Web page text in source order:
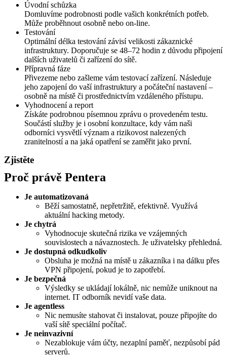
Úvodní schůzka
Domluvíme podrobnosti podle vašich konkrétních potřeb.
Může proběhnout osobně nebo on-line.
Testování
Optimální délka testování závisí velikosti zákaznické
infrastruktury. Doporučuje se 48–72 hodin z důvodu připojení
dalších uživatelů či zařízení do sítě.
Přípravná fáze
Přivezeme nebo zašleme vám testovací zařízení. Následuje
jeho zapojení do vaší infrastruktury a počáteční nastavení –
osobně na místě či prostřednictvím vzdáleného přístupu.
Vyhodnocení a report
Získáte podrobnou písemnou zprávu o provedeném testu.
Součástí služby je i osobní konzultace, kdy vám naši
odborníci vysvětlí význam a rizikovost nalezených
zranitelností a na jaká opatření se zaměřit jako první.
Zjistěte
Proč právě Pentera
Je automatizovaná
Běží samostatně, nepřetržitě, efektivně. Využívá
aktuální hacking metody.
Je chytrá
Vyhodnocuje skutečná rizika ve vzájemných
souvislostech a návaznostech. Je uživatelsky přehledná.
Je dostupná odkudkoliv
Obsluha je možná na místě u zákazníka i na dálku přes
VPN připojení, pokud je to zapotřebí.
Je bezpečná
Výsledky se ukládají lokálně, nic nemůže uniknout na
internet. IT odborník nevidí vaše data.
Je agentless
Nic nemusíte stahovat či instalovat, pouze připojíte do
vaší sítě speciální počítač.
Je neinvazivní
Nezablokuje vám účty, nezaplní paměť, nezpůsobí pád
serverů.